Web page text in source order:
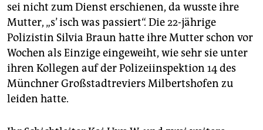
genossenschaft
epaper login
sei nicht zum Dienst erschienen, da wusste ihre
Mutter, „s’ isch was passiert“. Die 22-jährige
Polizistin Silvia Braun hatte ihre Mutter schon vor
Wochen als Einzige eingeweiht, wie sehr sie unter
ihren Kollegen auf der Polizeiinspektion 14 des
Münchner Großstadtreviers Milbertshofen zu
leiden hatte.